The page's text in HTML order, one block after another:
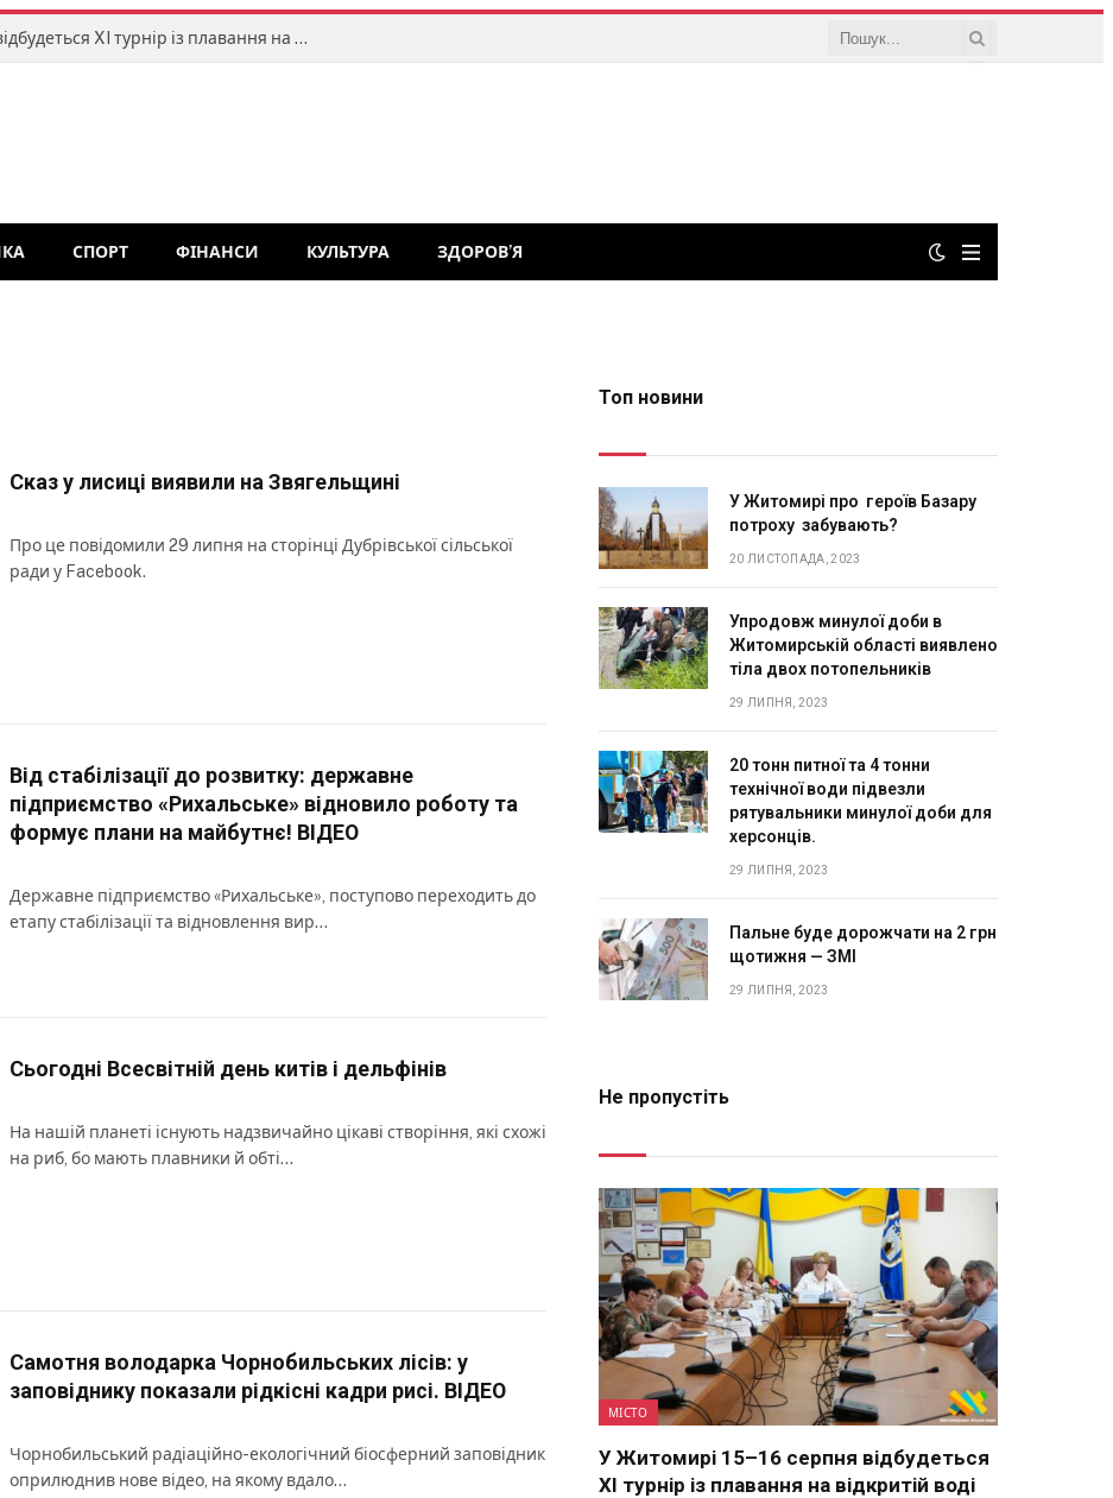
У Житомирі 15–16 серпня відбудеться XI турнір із плавання на відкритій воді «TETERIV OPEN»
СПОРТ ФІНАНСИ КУЛЬТУРА ЗДОРОВ’Я
Сказ у лисиці виявили на Звягельщині
Про це повідомили 29 липня на сторінці Дубрівської сільської
ради у Facebook.
Від стабілізації до розвитку: державне
підприємство «Рихальське» відновило роботу та
формує плани на майбутнє! ВІДЕО
Державне підприємство «Рихальське», поступово переходить до
етапу стабілізації та відновлення вир…
Сьогодні Всесвітній день китів і дельфінів
На нашій планеті існують надзвичайно цікаві створіння, які схожі
на риб, бо мають плавники й обті…
Самотня володарка Чорнобильських лісів: у
заповіднику показали рідкісні кадри рисі. ВІДЕО
Чорнобильський радіаційно-екологічний біосферний заповідник
оприлюднив нове відео, на якому вдало…
Топ новини
У Житомирі про героїв Базару
потроху забувають?
20 ЛИСТОПАДА, 2023
Упродовж минулої доби в
Житомирській області виявлено
тіла двох потопельників
29 ЛИПНЯ, 2023
20 тонн питної та 4 тонни
технічної води підвезли
рятувальники минулої доби для
херсонців.
29 ЛИПНЯ, 2023
Пальне буде дорожчати на 2 грн
щотижня — ЗМІ
29 ЛИПНЯ, 2023
Не пропустіть
МІСТО
У Житомирі 15–16 серпня відбудеться
XI турнір із плавання на відкритій воді